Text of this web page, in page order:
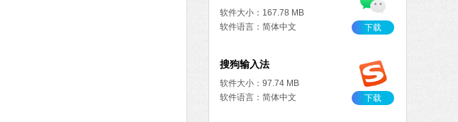
软件大小：167.78 MB
软件语言：简体中文
下载
搜狗输入法
软件大小：97.74 MB
软件语言：简体中文
下载